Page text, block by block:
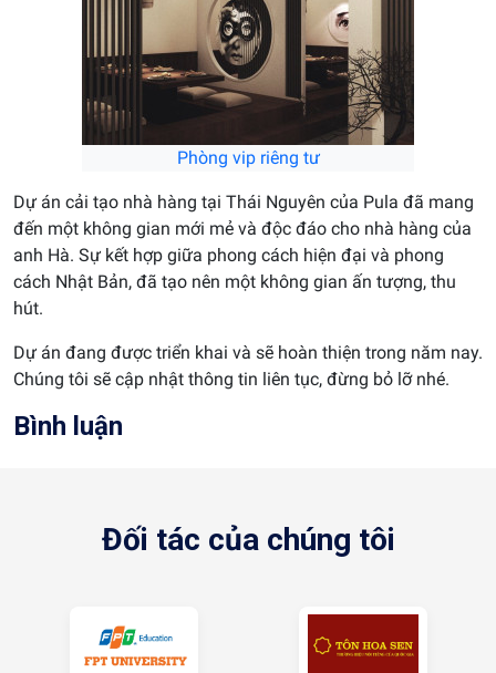
Phòng vip riêng tư
Dự án cải tạo nhà hàng tại Thái Nguyên của Pula đã mang
đến một không gian mới mẻ và độc đáo cho nhà hàng của
anh Hà. Sự kết hợp giữa phong cách hiện đại và phong
cách Nhật Bản, đã tạo nên một không gian ấn tượng, thu
hút.
Dự án đang được triển khai và sẽ hoàn thiện trong năm nay.
Chúng tôi sẽ cập nhật thông tin liên tục, đừng bỏ lỡ nhé.
Bình luận
Đối tác của chúng tôi